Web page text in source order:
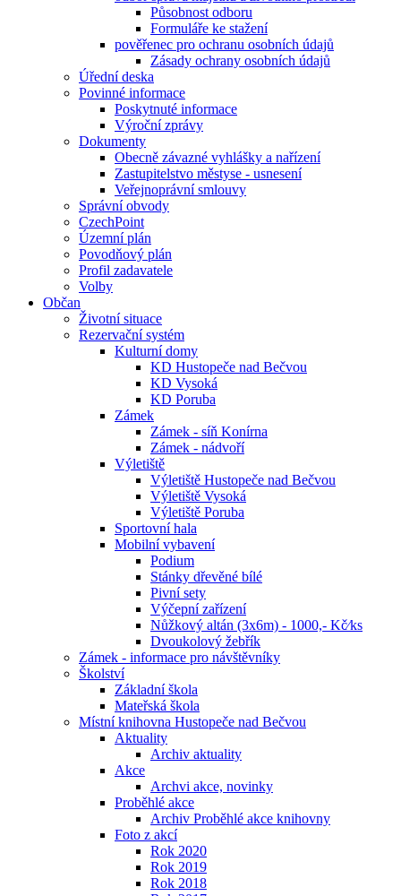
Působnost odboru
Formuláře ke stažení
pověřenec pro ochranu osobních údajů
Zásady ochrany osobních údajů
Úřední deska
Povinné informace
Poskytnuté informace
Výroční zprávy
Dokumenty
Obecně závazné vyhlášky a nařízení
Zastupitelstvo městyse - usnesení
Veřejnoprávní smlouvy
Správní obvody
CzechPoint
Územní plán
Povodňový plán
Profil zadavatele
Volby
Občan
Životní situace
Rezervační systém
Kulturní domy
KD Hustopeče nad Bečvou
KD Vysoká
KD Poruba
Zámek
Zámek - síň Konírna
Zámek - nádvoří
Výletiště
Výletiště Hustopeče nad Bečvou
Výletiště Vysoká
Výletiště Poruba
Sportovní hala
Mobilní vybavení
Podium
Stánky dřevěné bílé
Pivní sety
Výčepní zařízení
Nůžkový altán (3x6m) - 1000,- Kč⁄ks
Dvoukolový žebřík
Zámek - informace pro návštěvníky
Školství
Základní škola
Mateřská škola
Místní knihovna Hustopeče nad Bečvou
Aktuality
Archiv aktuality
Akce
Archvi akce, novinky
Proběhlé akce
Archiv Proběhlé akce knihovny
Foto z akcí
Rok 2020
Rok 2019
Rok 2018